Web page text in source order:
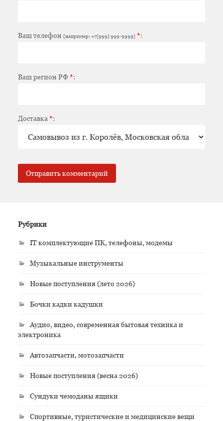
Ваш телефон (например: +7(999) 999-9999) *:
Ваш регион РФ*:
Доставка *:
Рубрики
IT комплектующие ПК, телефоны, модемы
Музыкальные инструменты
Новые поступления (лето 2026)
Бочки кадки кадушки
Аудио, видео, современная бытовая техника и
электроника
Автозапчасти, мотозапчасти
Новые поступления (весна 2026)
Сундуки чемоданы ящики
Спортивные, туристические и медицинские вещи